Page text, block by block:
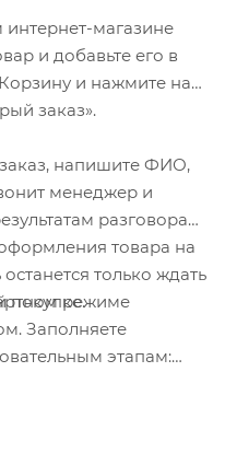
магазине
и добавьте его в
и нажмите на
заказ».
напишите ФИО,
менеджер и
разговора
товара на
только ждать
покупке.режиме
Заполняете
этапам: